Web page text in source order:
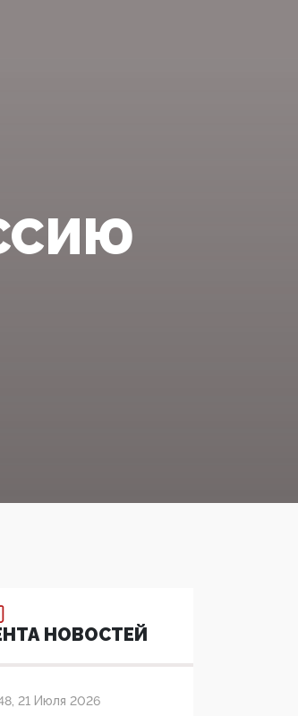
НОВОСТЕЙ
21 Июля 2026